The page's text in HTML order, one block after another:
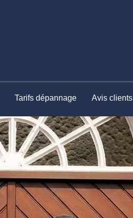
Tarifs dépannage Avis clients